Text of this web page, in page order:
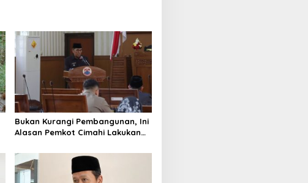
Bukan Kurangi Pembangunan, Ini
Alasan Pemkot Cimahi Lakukan